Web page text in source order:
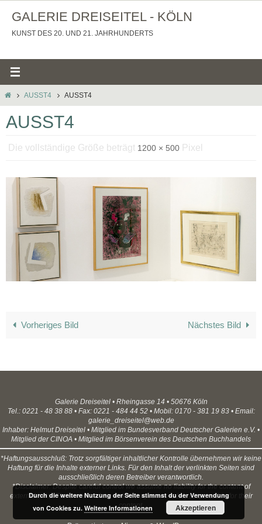
Inhalt
springen
GALERIE DREISEITEL - KÖLN
KUNST DES 20. UND 21. JAHRHUNDERTS
STARTSEITE
AUSST4 AUSST4
AUSST4
Die vollständige Größe beträgt 1200 × 500 Pixel
Vorheriges Bild Nächstes Bild
Galerie Dreiseitel • Rheingasse 14 • 50676 Köln
Tel.: 0221 - 48 38 88 • Fax: 0221 - 484 44 52 • Mobil: 0170 - 381 19 83 • Email:
galerie_dreiseitel@web.de
Inhaber: Helmut Dreiseitel • Mitglied im Bundesverband Deutscher Galerien e.V. •
Mitglied der CINOA • Mitglied im Börsenverein des Deutschen Buchhandels
*Haftungsausschluß: Trotz sorgfältiger inhaltlicher Kontrolle übernehmen wir keine
Haftung für die Inhalte externer Links. Für den Inhalt der verlinkten Seiten sind
ausschließlich deren Betreiber verantwortlich.
*Disclaimer: Despite careful control we assume no liability for the content of
external links. The owners of the linked pages are solely responsible for their
content.
Durch die weitere Nutzung der Seite stimmst du der Verwendung
von Cookies zu.Weitere Informationen Akzeptieren